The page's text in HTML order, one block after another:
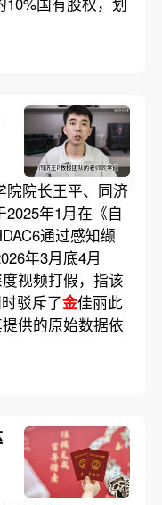
院院长王平、同济
2025年1月在《自
通过感知缬
年3月底4月
视频打假，指该
驳斥了金佳丽此
供的原始数据依